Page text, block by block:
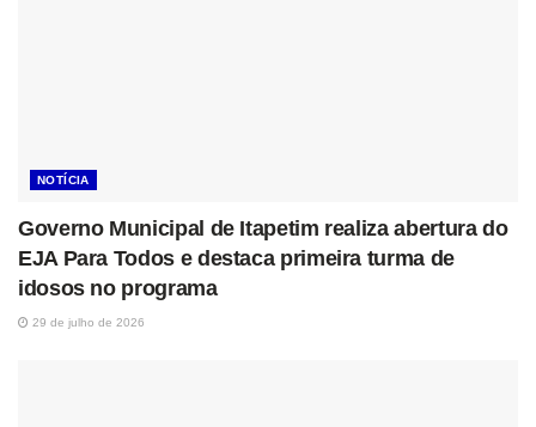
NOTÍCIA
Governo Municipal de Itapetim realiza abertura do
EJA Para Todos e destaca primeira turma de
idosos no programa
29 de julho de 2026